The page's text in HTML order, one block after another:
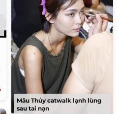
Mâu Thủy catwalk lạnh lùng
sau tai nạn